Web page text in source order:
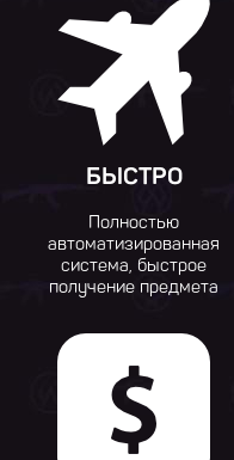
БЫСТРО
Полностью
автоматизированная
система, быстрое
получение предмета